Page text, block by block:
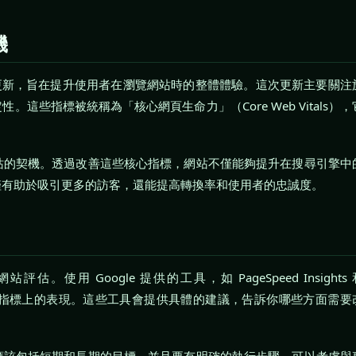
，旨在提升使用者在瀏覽網站時的整體體驗。這次更新主要關注
。這些指標被統稱為「核心網頁生命力」（Core Web Vitals），
契機。透過改善這些核心指標，網站不僅能夠提升在搜尋引擎中
於吸引更多的訪客，還能提高轉換率和使用者的忠誠度。
評估。使用 Google 提供的工具，如 PageSpeed Insights
上的表現。這些工具會提供具體的建議，告訴你哪些方面需要